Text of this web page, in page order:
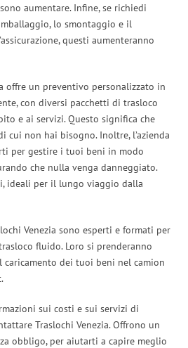
aumentare. Infine, se richiedi
lo smontaggio e il
questi aumenteranno
offre un preventivo personalizzato in
con diversi pacchetti di trasloco
e ai servizi. Questo significa che
cui non hai bisogno. Inoltre, l’azienda
per gestire i tuoi beni in modo
che nulla venga danneggiato.
ideali per il lungo viaggio dalla
Venezia sono esperti e formati per
fluido. Loro si prenderanno
dei tuoi beni nel camion
sui costi e sui servizi di
Traslochi Venezia. Offrono un
obbligo, per aiutarti a capire meglio